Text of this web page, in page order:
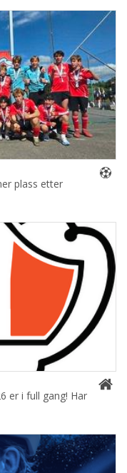
plass etter
er i full gang! Har